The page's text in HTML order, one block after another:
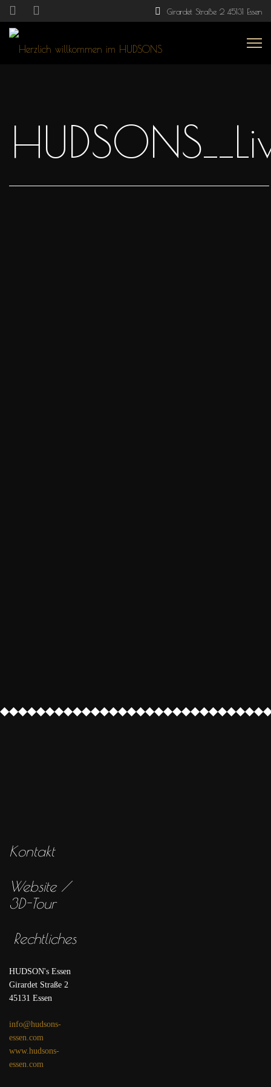
Girardet Straße 2 45131 Essen
Kontakt
Website /
3D-Tour
Rechtliches
HUDSON's Essen
Girardet Straße 2
45131 Essen
info@hudsons-
essen.com
www.hudsons-
essen.com